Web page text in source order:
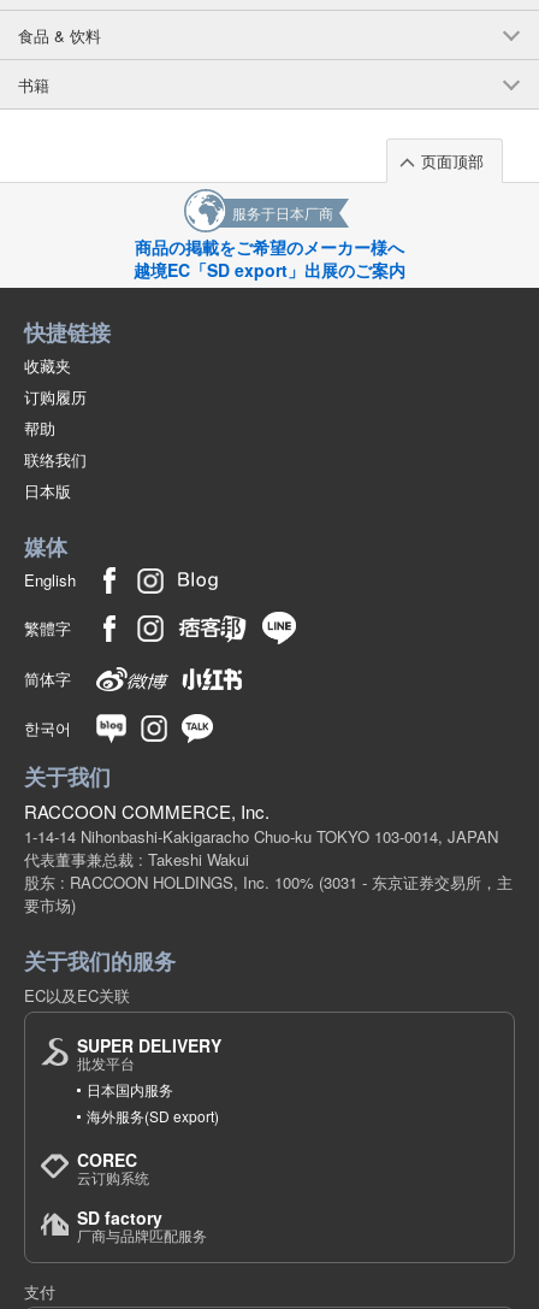
食品 & 饮料
书籍
页面顶部
服务于日本厂商
商品の掲載をご希望のメーカー様へ
越境EC「SD export」出展のご案内
快捷链接
收藏夹
订购履历
帮助
联络我们
日本版
媒体
English
繁體字
简体字
한국어
关于我们
RACCOON COMMERCE, Inc.
1-14-14 Nihonbashi-Kakigaracho Chuo-ku TOKYO 103-0014, JAPAN
代表董事兼总裁 : Takeshi Wakui
股东 : RACCOON HOLDINGS, Inc. 100% (3031 - 东京证券交易所，主
要市场)
关于我们的服务
EC以及EC关联
SUPER DELIVERY
批发平台
日本国内服务
海外服务(SD export)
COREC
云订购系统
SD factory
厂商与品牌匹配服务
支付